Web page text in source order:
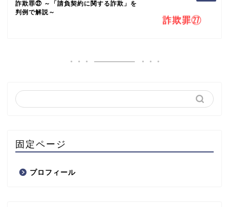
詐欺罪㉗ ～「請負契約に関する詐欺」を
判例で解説～
固定ページ
プロフィール